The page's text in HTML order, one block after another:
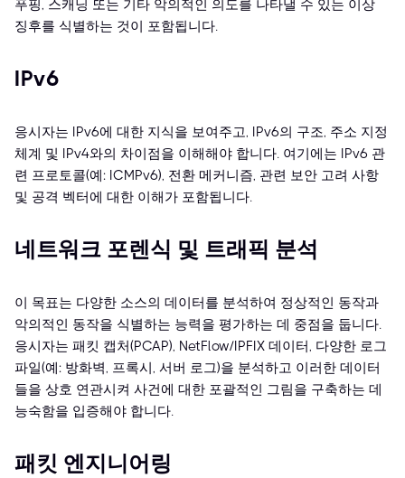
푸핑, 스캐닝 또는 기타 악의적인 의도를 나타낼 수 있는 이상
징후를 식별하는 것이 포함됩니다.
IPv6
응시자는 IPv6에 대한 지식을 보여주고, IPv6의 구조, 주소 지정
체계 및 IPv4와의 차이점을 이해해야 합니다. 여기에는 IPv6 관
련 프로토콜(예: ICMPv6), 전환 메커니즘, 관련 보안 고려 사항
및 공격 벡터에 대한 이해가 포함됩니다.
네트워크 포렌식 및 트래픽 분석
이 목표는 다양한 소스의 데이터를 분석하여 정상적인 동작과
악의적인 동작을 식별하는 능력을 평가하는 데 중점을 둡니다.
응시자는 패킷 캡처(PCAP), NetFlow/IPFIX 데이터, 다양한 로그
파일(예: 방화벽, 프록시, 서버 로그)을 분석하고 이러한 데이터
들을 상호 연관시켜 사건에 대한 포괄적인 그림을 구축하는 데
능숙함을 입증해야 합니다.
패킷 엔지니어링